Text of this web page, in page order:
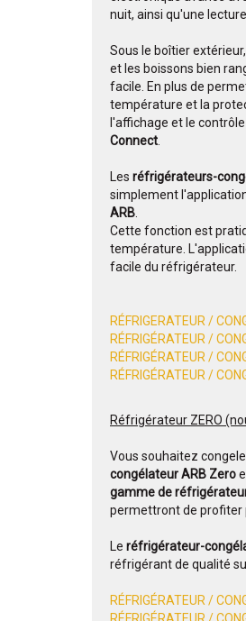
nuit, ainsi qu'une
Sous le boîtier
et les boissons bien
facile. En plus de
température et la
l'affichage et le
Connect.
Les réfrigérateurs-
simplement
ARB.
Cette fonction est
température.
facile du réfrigérateur.
RÉFRIGERATEUR /
RÉFRIGÉRATEUR /
RÉFRIGÉRATEUR /
RÉFRIGÉRATEUR /
Réfrigérateur ZERO
Vous souhaitez
congélateur ARB Zero
gamme de
permettront de profiter
Le réfrigérateur-
réfrigérant de qualité
RÉFRIGÉRATEUR /